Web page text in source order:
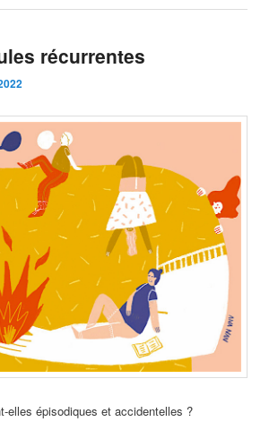
récurrentes
elles épisodiques et accidentelles ?